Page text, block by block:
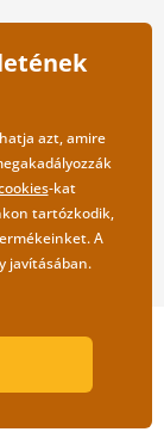
azt, amire
-kat
tartózkodik,
A
javításában.